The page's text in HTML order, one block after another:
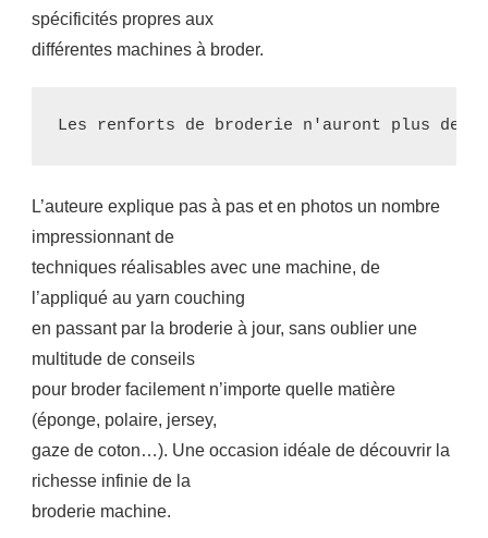
spécificités propres aux
différentes machines à broder.
Les renforts de broderie n'auront plus de
L’auteure explique pas à pas et en photos un nombre
impressionnant de
techniques réalisables avec une machine, de
l’appliqué au yarn couching
en passant par la broderie à jour, sans oublier une
multitude de conseils
pour broder facilement n’importe quelle matière
(éponge, polaire, jersey,
gaze de coton…). Une occasion idéale de découvrir la
richesse infinie de la
broderie machine.